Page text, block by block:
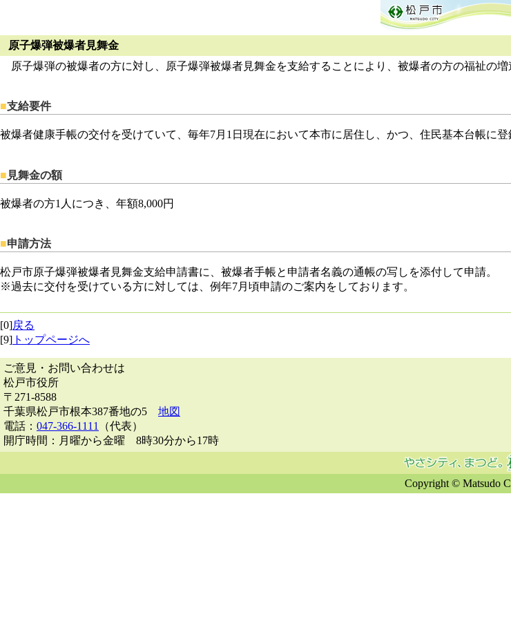
原子爆弾被爆者見舞金
原子爆弾の被爆者の方に対し、原子爆弾被爆者見舞金を支給することにより、被爆者の方の福祉の増
■支給要件
被爆者健康手帳の交付を受けていて、毎年7月1日現在において本市に居住し、かつ、住民基本台帳に登
■ 見舞金の額
被爆者の方1人につき、年額8,000円
■申請方法
松戸市原子爆弾被爆者見舞金支給申請書に、被爆者手帳と申請者名義の通帳の写しを添付して申請。
※過去に交付を受けている方に対しては、例年7月頃申請のご案内をしております。
[0]戻る
[9] トップページへ
ご意見・お問い合わせは
松戸市役所
〒271-8588
千葉県松戸市根本387番地の5 地図
電話： 047-366-1111
（代表）
開庁時間：月曜から金曜 8時30分から17時
Copyright © Matsudo